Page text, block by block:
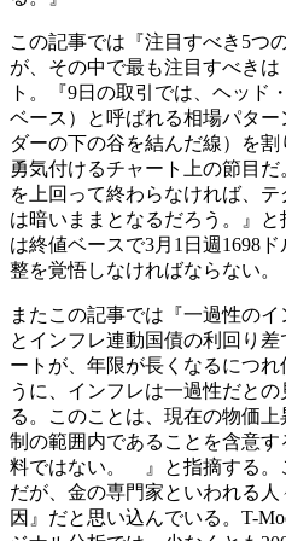
この記事では『注目すべき5つ
が、その中で最も注目すべき
ト。『9日の取引では、ヘッド
ベース）と呼ばれる相場パタ
ダーの下の谷を結んだ線）を
勇気付けるチャート上の節目
を上回って終わらなければ、
は暗いままとなるだろう。』
は終値ベースで3月1日週1698
整を覚悟しなければならない。
またこの記事では『一過性の
とインフレ連動国債の利回り
ートが、年限が長くなるにつ
うに、インフレは一過性だと
る。このことは、現在の物価
制の範囲内であることを含意
料ではない。 』と指摘する。
だが、金の専門家といわれる
因』だと思い込んでいる。T-